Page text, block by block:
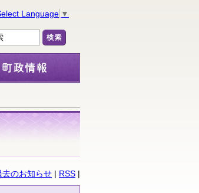
Language ▼
去のお知らせ | RSS |